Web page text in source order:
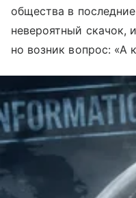
общества в
невероятный скачок,
но возник вопрос: «А